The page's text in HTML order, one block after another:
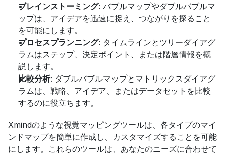
ブレインストーミング: バブルマップやダブルバブルマ
ップは、アイデアを迅速に捉え、つながりを探ること
を可能にします。
プロセスプランニング: タイムラインとツリーダイアグ
ラムはステップ、決定ポイント、または階層情報を概
説します。
比較分析: ダブルバブルマップとマトリックスダイアグ
ラムは、戦略、アイデア、またはデータセットを比較
するのに役立ちます。
Xmindのような視覚マッピングツールは、各タイプのマイ
ンドマップを簡単に作成し、カスタマイズすることを可能
にします。これらのツールは、あなたのニーズに合わせて